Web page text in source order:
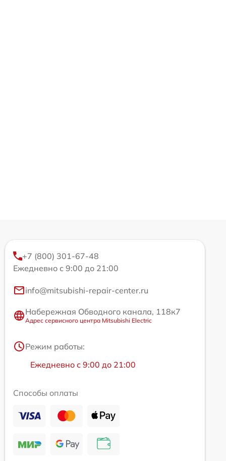
+7 (800) 301-67-48
Ежедневно с 9:00 до 21:00
info@mitsubishi-repair-center.ru
Набережная Обводного канала, 118к7
Адрес сервисного центра Mitsubishi Electric
Режим работы:
Ежедневно с 9:00 до 21:00
Способы оплаты